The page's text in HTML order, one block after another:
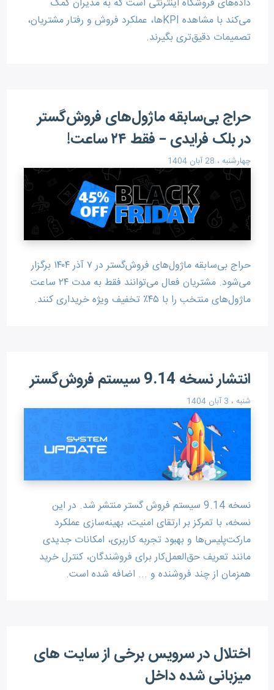
داده‌های فروشگاه اینترنتی است که به مدیران کمک
می‌کند با مشاهده KPIها، عملکرد فروش و رفتار مشتریان،
تصمیمات دقیق‌تری بگیرند.
حراج بی‌سابقه ماژول‌های فروش‌گستر
در بلک فرایدی – فقط ۲۴ ساعت!
چهارشنبه ، 28 آبان 1404
حراج بی‌سابقه ماژول‌های فروش‌گستر در ۷ آذر ۱۴۰۴ برگزار
می‌شود. مشتریان فعال می‌توانند فقط به مدت ۲۴ ساعت
ماژول‌های منتخب را با ۴۵٪ تخفیف ویژه خریداری کنند.
انتشار نسخه 9.14 سیستم فروش‌گستر
شنبه ، 3 آبان 1404
نسخه 9.14 سیستم فروش گستر منتشر شد. در این
نسخه، با تمرکز بر ارتقای امنیت، بهینه‌سازی عملکرد
مارکت‌پلیس‌ها و بهبود تجربه کاربری، امکانات جدیدی
مانند تعریف حق‌العمل‌کار برای فروشندگان، کنترل خرید
همزمان از چند فروشنده و ... اضافه شده است.
اختلال در سرویس برخی از سایت های
میزبانی شده داخل